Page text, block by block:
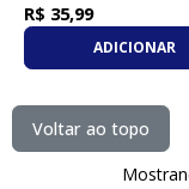
R$ 35,99
ADICIONAR
Voltar ao topo